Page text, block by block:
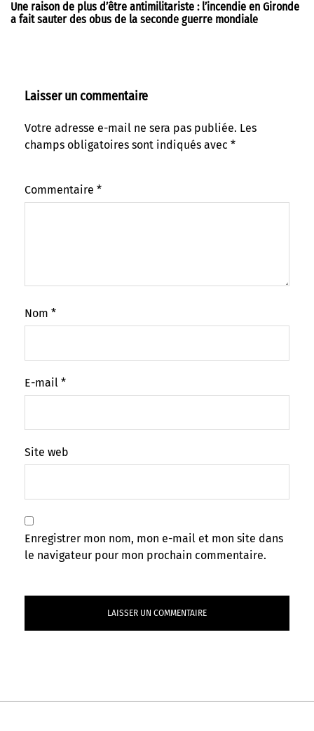
Une raison de plus d’être antimilitariste : l’incendie en Gironde
a fait sauter des obus de la seconde guerre mondiale
Laisser un commentaire
Votre adresse e-mail ne sera pas publiée. Les
champs obligatoires sont indiqués avec *
Commentaire *
Nom *
E-mail *
Site web
Enregistrer mon nom, mon e-mail et mon site dans
le navigateur pour mon prochain commentaire.